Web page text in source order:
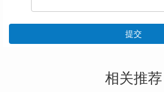
提交
相关推荐